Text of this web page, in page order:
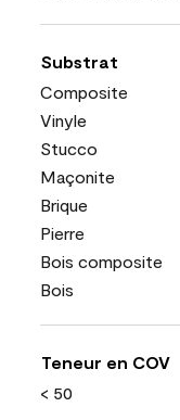
Substrat
Composite
Vinyle
Stucco
Maçonite
Brique
Pierre
Bois composite
Bois
Teneur en COV
< 50